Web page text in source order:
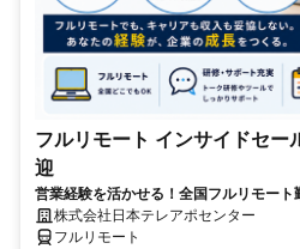
フルリモート インサイドセー
迎
営業経験を活かせる！全国フルリモー
株式会社日本テレアポセンター
フルリモート